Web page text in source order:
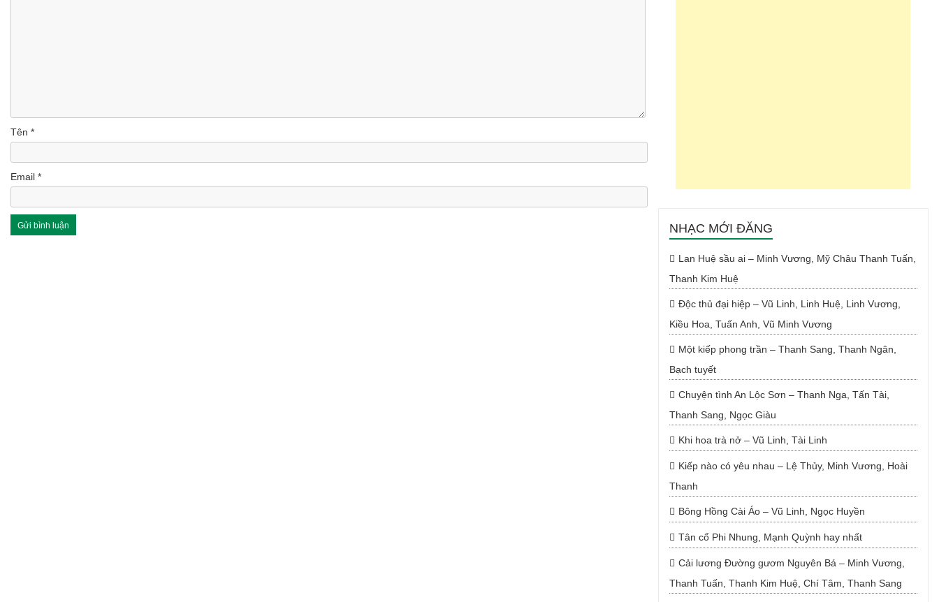
Tên *
Email *
NHẠC MỚI ĐĂNG
Lan Huệ sầu ai – Minh Vương, Mỹ Châu Thanh Tuấn,
Thanh Kim Huệ
Độc thủ đại hiệp – Vũ Linh, Linh Huệ, Linh Vương,
Kiều Hoa, Tuấn Anh, Vũ Minh Vương
Một kiếp phong trần – Thanh Sang, Thanh Ngân,
Bạch tuyết
Chuyện tình An Lộc Sơn – Thanh Nga, Tấn Tài,
Thanh Sang, Ngọc Giàu
Khi hoa trà nở – Vũ Linh, Tài Linh
Kiếp nào có yêu nhau – Lệ Thủy, Minh Vương, Hoài
Thanh
Bông Hồng Cài Áo – Vũ Linh, Ngọc Huyền
Tân cổ Phi Nhung, Mạnh Quỳnh hay nhất
Cải lương Đường gươm Nguyên Bá – Minh Vương,
Thanh Tuấn, Thanh Kim Huệ, Chí Tâm, Thanh Sang